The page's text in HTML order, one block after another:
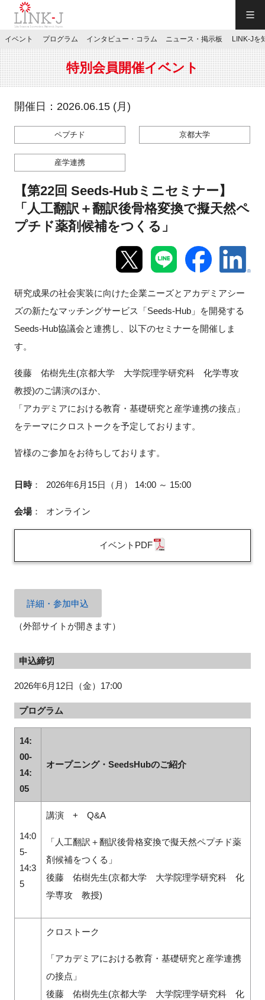
JP／EN
特別会員専用メニュー
お問い合わせ
イベント
プログラム
インタビュー・コラム
ニュース・掲示板
施設・アクセス
閉じる
イベント プログラム インタビュー・コラム ニュース・掲示板 LINK-Jを
特別会員開催イベント
開催日：2026.06.15 (月)
ペプチド 京都大学
産学連携
【第22回 Seeds-Hubミニセミナー】
「人工翻訳＋翻訳後骨格変換で擬天然ペ
プチド薬剤候補をつくる」
研究成果の社会実装に向けた企業ニーズとアカデミアシー
ズの新たなマッチングサービス「Seeds-Hub」を開発する
Seeds-Hub協議会と連携し、以下のセミナーを開催しま
す。
後藤 佑樹先生(京都大学 大学院理学研究科 化学専攻
教授)のご講演のほか、
「アカデミアにおける教育・基礎研究と産学連携の接点」
をテーマにクロストークを予定しております。
皆様のご参加をお待ちしております。
日時： 2026年6月15日（月） 14:00 ～ 15:00
会場： オンライン
イベントPDF
詳細・参加申込
（外部サイトが開きます）
申込締切
2026年6月12日（金）17:00
プログラム
14:
00-
14:
05
オープニング・SeedsHubのご紹介
14:0
5-
14:3
5
講演 + Q&A
「人工翻訳＋翻訳後骨格変換で擬天然ペプチド薬
剤候補をつくる」
後藤 佑樹先生(京都大学 大学院理学研究科 化
学専攻 教授)
クロストーク
「アカデミアにおける教育・基礎研究と産学連携
の接点」
後藤 佑樹先生(京都大学 大学院理学研究科 化